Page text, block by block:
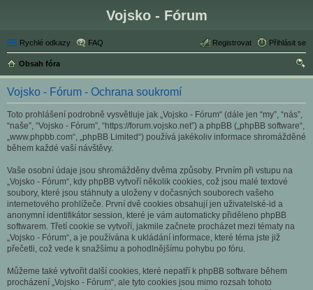
Vojsko - Fórum
Rychlé odkazy FAQ Přihlásit se
Registrovat
Obsah fóra
led
Vojsko - Fórum - Ochrana soukromí
Toto prohlášení podrobně vysvětluje jak „Vojsko - Fórum“ (dále jen “my”, “nás”,
“naše”, “Vojsko - Fórum”, “https://forum.vojsko.net”) a phpBB („phpBB software“,
„www.phpbb.com“, „phpBB Limited“) používá jakékoliv informace shromážděné
během každé vaší návštěvy.
Vaše osobní údaje jsou shromážděny dvěma způsoby. Prvním při vstupu na
„Vojsko - Fórum“, kdy phpBB vytvoří několik cookies, což jsou malé textové
soubory, které jsou stáhnuty a uloženy v dočasných souborech vašeho
internetového prohlížeče. První dvě cookies obsahují jen uživatelské-id a
anonymní identifikátor session, které je vám automaticky přiděleno phpBB
softwarem. Třetí cookie se vytvoří, jakmile začnete procházet mezi tématy na
„Vojsko - Fórum“, a je používána k ukládání informace, které téma jste již
přečetli, což vede k snažšímu a pohodlnějšímu pohybu po fóru.
Můžeme také vytvořit další cookies, které nepatří k phpBB software během
procházení „Vojsko - Fórum“, ale tyto cookies jsou mimo rozsah tohoto